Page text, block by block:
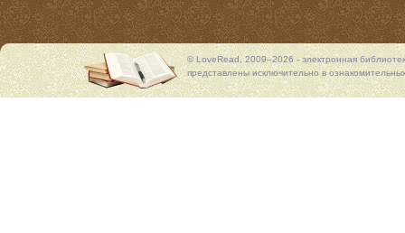
© LoveRead, 2009–2026 - электронная
представлены исключительно в